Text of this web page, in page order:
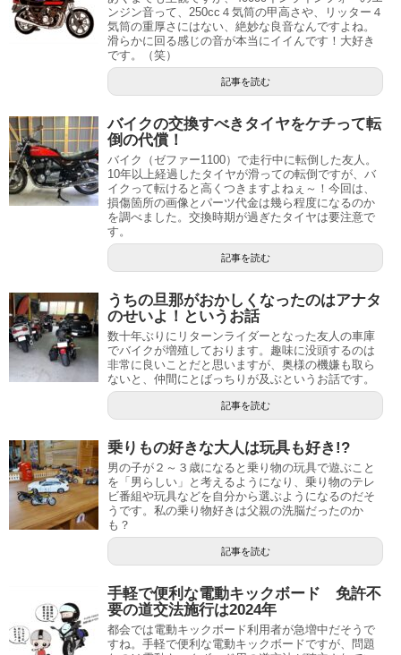
ンジン音って、250cc４気筒の甲高さや、リッター４
気筒の重厚さにはない、絶妙な良音なんですよね。
滑らかに回る感じの音が本当にイイんです！大好き
です。（笑）
記事を読む
バイクの交換すべきタイヤをケチって転
倒の代償！
バイク（ゼファー1100）で走行中に転倒した友人。
10年以上経過したタイヤが滑っての転倒ですが、バ
イクって転けると高くつきますよねぇ～！今回は、
損傷箇所の画像とパーツ代金は幾ら程度になるのか
を調べました。交換時期が過ぎたタイヤは要注意で
す。
記事を読む
うちの旦那がおかしくなったのはアナタ
のせいよ！というお話
数十年ぶりにリターンライダーとなった友人の車庫
でバイクが増殖しております。趣味に没頭するのは
非常に良いことだと思いますが、奥様の機嫌も取ら
ないと、仲間にとばっちりが及ぶというお話です。
記事を読む
乗りもの好きな大人は玩具も好き!?
男の子が２～３歳になると乗り物の玩具で遊ぶこと
を「男らしい」と考えるようになり、乗り物のテレ
ビ番組や玩具などを自分から選ぶようになるのだそ
うです。私の乗り物好きは父親の洗脳だったのか
も？
記事を読む
手軽で便利な電動キックボード 免許不
要の道交法施行は2024年
都会では電動キックボード利用者が急増中だそうで
すね。手軽で便利な電動キックボードですが、問題